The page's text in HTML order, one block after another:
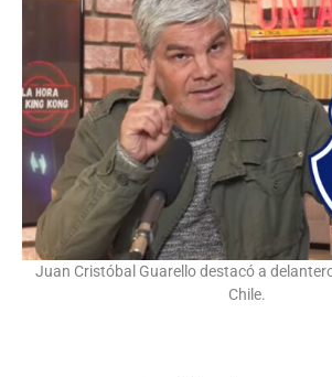
Juan Cristóbal Guarello destacó a
Chile.